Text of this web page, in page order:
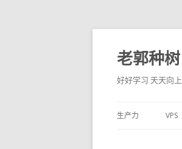
老郭种树
好好学习 天天向上
生产力 VPS